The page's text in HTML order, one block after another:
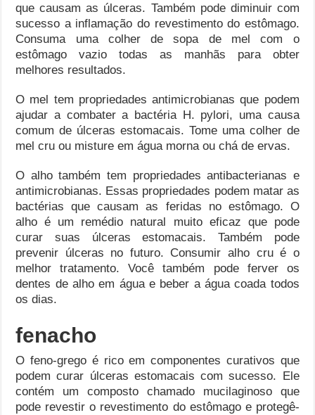
que causam as úlceras. Também pode diminuir com
sucesso a inflamação do revestimento do estômago.
Consuma uma colher de sopa de mel com o
estômago vazio todas as manhãs para obter
melhores resultados.
O mel tem propriedades antimicrobianas que podem
ajudar a combater a bactéria H. pylori, uma causa
comum de úlceras estomacais. Tome uma colher de
mel cru ou misture em água morna ou chá de ervas.
O alho também tem propriedades antibacterianas e
antimicrobianas. Essas propriedades podem matar as
bactérias que causam as feridas no estômago. O
alho é um remédio natural muito eficaz que pode
curar suas úlceras estomacais. Também pode
prevenir úlceras no futuro. Consumir alho cru é o
melhor tratamento. Você também pode ferver os
dentes de alho em água e beber a água coada todos
os dias.
fenacho
O feno-grego é rico em componentes curativos que
podem curar úlceras estomacais com sucesso. Ele
contém um composto chamado mucilaginoso que
pode revestir o revestimento do estômago e protegê-